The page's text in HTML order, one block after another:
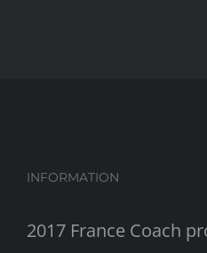
INFORMATION
2017 France Coach